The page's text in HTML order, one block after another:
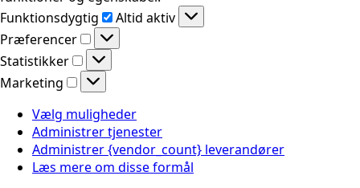
Funktionsdygtig
Funktionsdygtig
Altid aktiv
Præferencer
Præferencer
Statistikker
Statistikker
Marketing
Marketing
Vælg muligheder
Administrer tjenester
Administrer {vendor_count} leverandører
Læs mere om disse formål